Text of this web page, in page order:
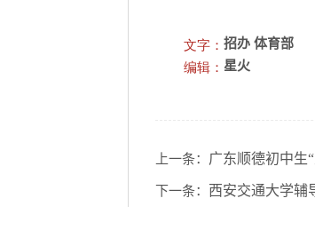
文字： 招办 体育部
编辑： 星火
上一条： 广东顺德初中生
下一条： 西安交通大学辅